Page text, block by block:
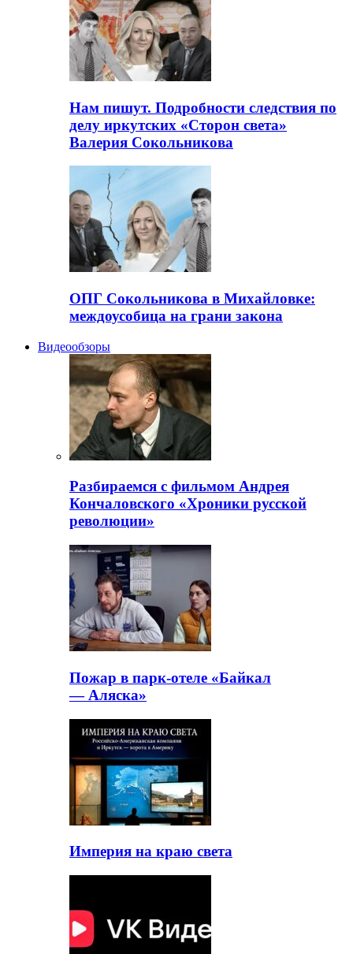
Нам пишут. Подробности следствия по
делу иркутских «Сторон света»
Валерия Сокольникова
ОПГ Сокольникова в Михайловке:
междоусобица на грани закона
Видеообзоры
Разбираемся с фильмом Андрея
Кончаловского «Хроники русской
революции»
Пожар в парк-отеле «Байкал
— Аляска»
Империя на краю света